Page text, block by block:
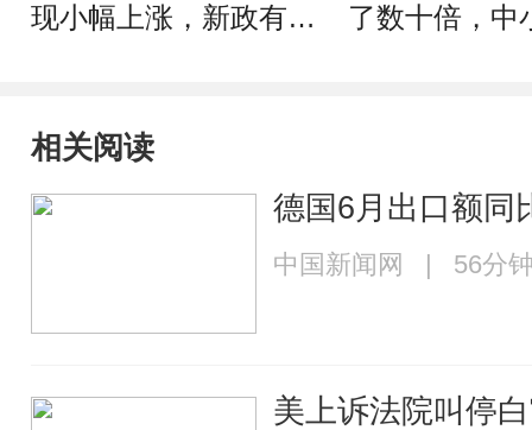
现小幅上涨，新政有利
了数十倍，中
相关阅读
德国6月出口额同
中国新闻网 | 56分
美上诉法院叫停